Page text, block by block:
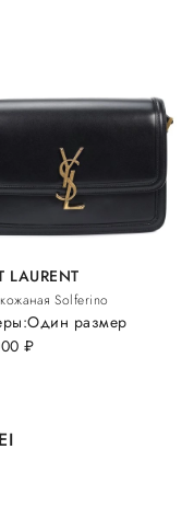
LAURENT
Solferino
руб.
Один размер